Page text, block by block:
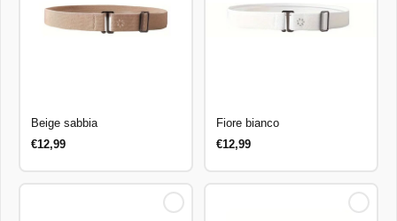
Beige sabbia
€12,99
Fiore bianco
€12,99